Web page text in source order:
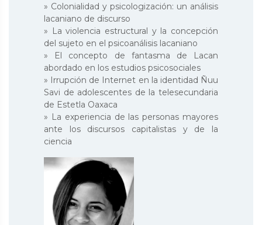
» Colonialidad y psicologización: un análisis
lacaniano de discurso
» La violencia estructural y la concepción
del sujeto en el psicoanálisis lacaniano
» El concepto de fantasma de Lacan
abordado en los estudios psicosociales
» Irrupción de Internet en la identidad Ñuu
Savi de adolescentes de la telesecundaria
de Estetla Oaxaca
» La experiencia de las personas mayores
ante los discursos capitalistas y de la
ciencia